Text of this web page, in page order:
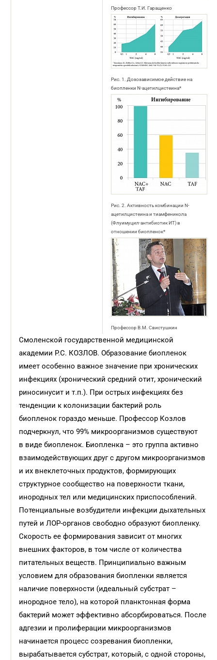
Профессор Т.И. Гаращенко
Рис. 1. Дозозависимое действие на
биопленки N-ацетилцистеина*
Рис. 2. Активность комбинации N-
ацетилцистеина и тиамфеникола
(Флуимуцил-антибиотик ИТ) в
отношении биопленок*
Профессор В.М. Свистушкин
Смоленской государственной медицинской
академии Р.С. КОЗЛОВ. Образование биопленок
имеет особенно важное значение при хронических
инфекциях (хронический средний отит, хронический
риносинусит и т.п.). При острых инфекциях без
тенденции к колонизации бактерий роль
биопленок гораздо меньше. Профессор Козлов
подчеркнул, что 99% микроорганизмов существуют
в виде биопленок. Биопленка – это группа активно
взаимодействующих друг с другом микроорганизмов
и их внеклеточных продуктов, формирующих
структурное сообщество на поверхности ткани,
инородных тел или медицинских приспособлений.
Потенциальные возбудители инфекции дыхательных
путей и ЛОР-органов свободно образуют биопленку.
Скорость ее формирования зависит от многих
внешних факторов, в том числе от количества
питательных веществ. Принципиально важным
условием для образования биопленки является
наличие поверхности (идеальный субстрат –
инородное тело), на которой планктонная форма
бактерий может эффективно абсорбироваться. После
адгезии и пролиферации микроорганизмов
начинается процесс созревания биопленки,
вырабатывается субстрат, который, с одной стороны,